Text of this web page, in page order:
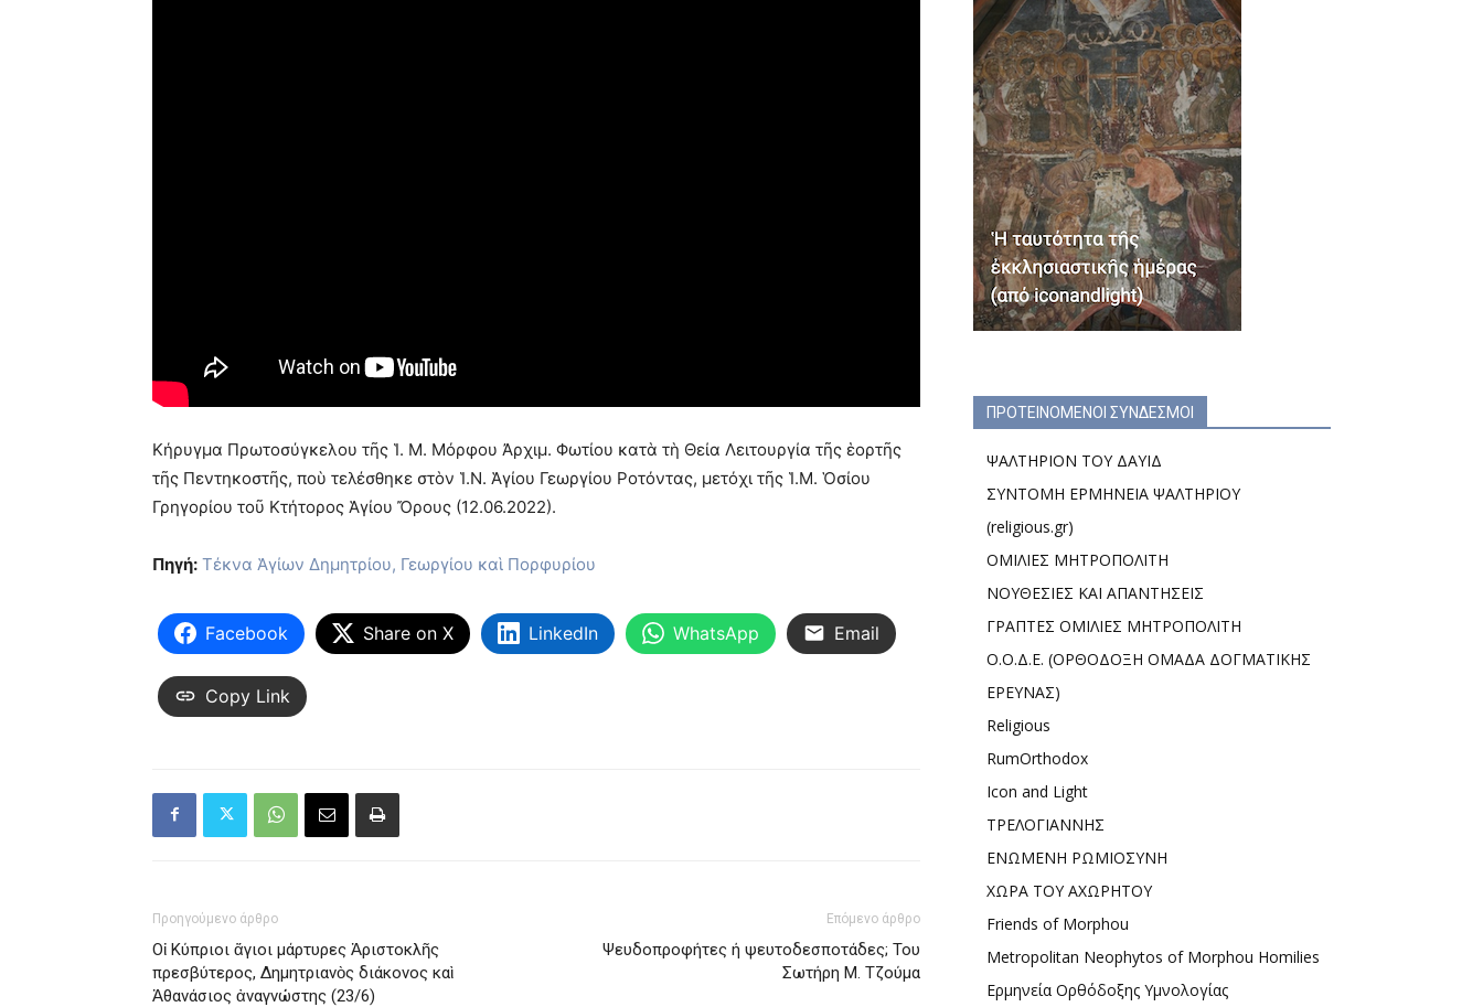
Κήρυγμα Πρωτοσύγκελου τῆς Ἱ. Μ. Μόρφου Ἀρχιμ. Φωτίου κατὰ τὴ Θεία Λειτουργία τῆς ἑορτῆς
τῆς Πεντηκοστῆς, ποὺ τελέσθηκε στὸν Ἱ.Ν. Ἁγίου Γεωργίου Ροτόντας, μετόχι τῆς Ἱ.Μ. Ὁσίου
Γρηγορίου τοῦ Κτήτορος Ἁγίου Ὄρους (12.06.2022).
Πηγή: Τέκνα Ἁγίων Δημητρίου, Γεωργίου καὶ Πορφυρίου
Facebook Share on X LinkedIn WhatsApp Email
Copy Link
Προηγούμενο άρθρο
Οἰ Κύπριοι ἅγιοι μάρτυρες Ἀριστοκλῆς
πρεσβύτερος, Δημητριανὸς διάκονος καὶ
Ἀθανάσιος ἀναγνώστης (23/6)
Επόμενο άρθρο
Ψευδοπροφήτες ή ψευτοδεσποτάδες; Του
Σωτήρη Μ. Τζούμα
ΠΡΟΤΕΙΝΟΜΕΝΟΙ ΣΥΝΔΕΣΜΟΙ
ΨΑΛΤΗΡΙΟΝ ΤΟΥ ΔΑΥΙΔ
ΣΥΝΤΟΜΗ ΕΡΜΗΝΕΙΑ ΨΑΛΤΗΡΙΟΥ
(religious.gr)
ΟΜΙΛΙΕΣ ΜΗΤΡΟΠΟΛΙΤΗ
ΝΟΥΘΕΣΙΕΣ ΚΑΙ ΑΠΑΝΤΗΣΕΙΣ
ΓΡΑΠΤΕΣ ΟΜΙΛΙΕΣ ΜΗΤΡΟΠΟΛΙΤΗ
Ο.Ο.Δ.Ε. (ΟΡΘΟΔΟΞΗ ΟΜΑΔΑ ΔΟΓΜΑΤΙΚΗΣ
ΕΡΕΥΝΑΣ)
Religious
RumOrthodox
Icon and Light
ΤΡΕΛΟΓΙΑΝΝΗΣ
ΕΝΩΜΕΝΗ ΡΩΜΙΟΣΥΝΗ
ΧΩΡΑ ΤΟΥ ΑΧΩΡΗΤΟΥ
Friends of Morphou
Metropolitan Neophytos of Morphou Homilies
Ερμηνεία Ορθόδοξης Υμνολογίας